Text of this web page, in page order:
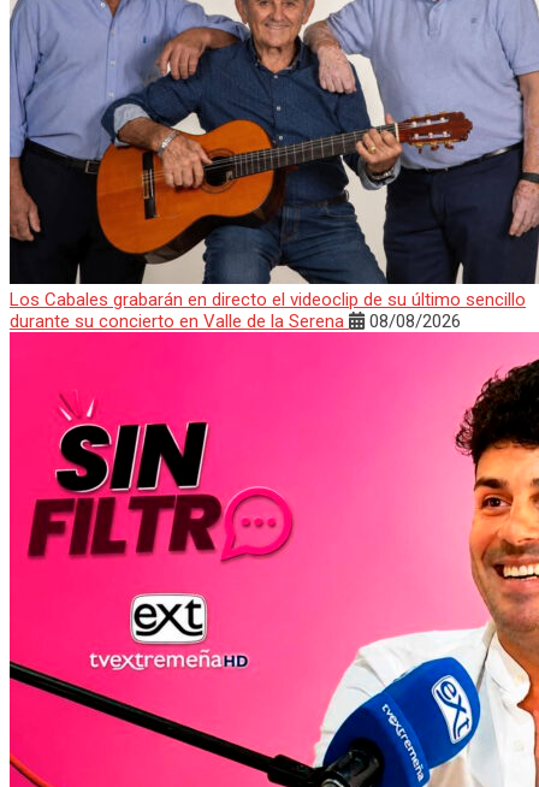
Los Cabales grabarán en directo el videoclip de su último sencillo
durante su concierto en Valle de la Serena
08/08/2026